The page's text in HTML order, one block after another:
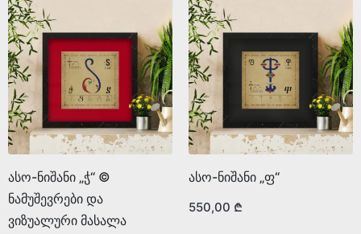
ასო-ნიშანი „ჭ“ ©
ნამუშევრები და
ვიზუალური მასალა
ასო-ნიშანი „ფ“
550,00 ₾